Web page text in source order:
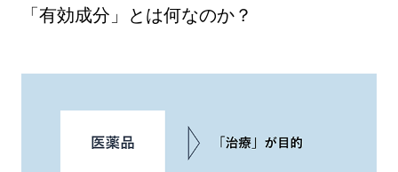
「有効成分」とは何なのか？